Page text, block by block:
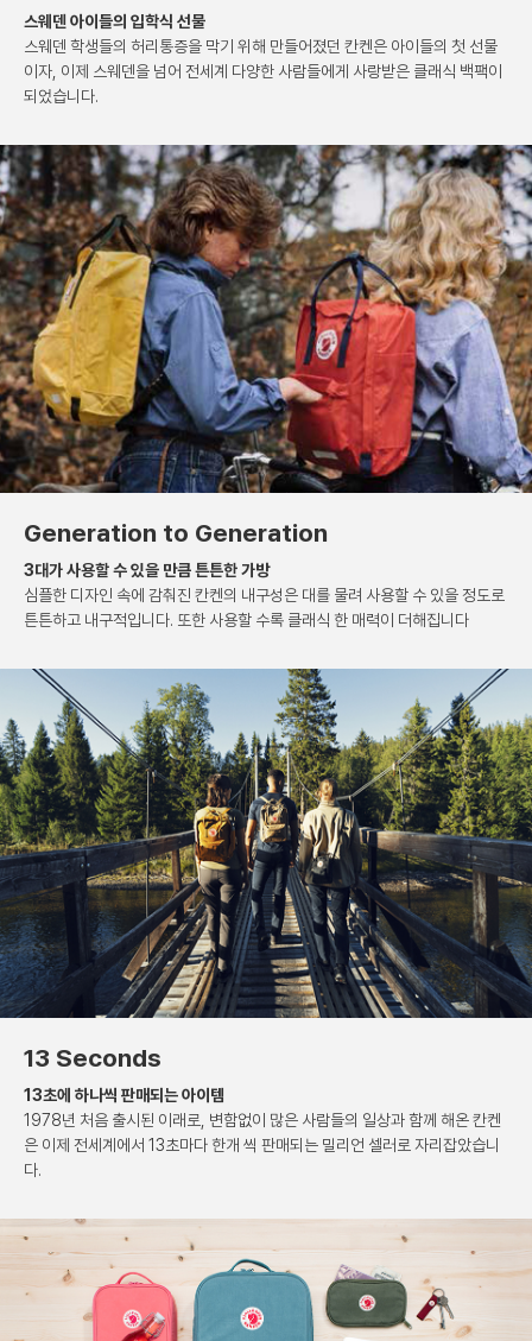
스웨덴 아이들의 입학식 선물
스웨덴 학생들의 허리통증을 막기 위해 만들어졌던 칸켄은 아이들의 첫 선물
이자, 이제 스웨덴을 넘어 전세계 다양한 사람들에게 사랑받은 클래식 백팩이
되었습니다.
Generation to Generation
3대가 사용할 수 있을 만큼 튼튼한 가방
심플한 디자인 속에 감춰진 칸켄의 내구성은 대를 물려 사용할 수 있을 정도로
튼튼하고 내구적입니다. 또한 사용할 수록 클래식 한 매력이 더해집니다
13 Seconds
13초에 하나씩 판매되는 아이템
1978년 처음 출시된 이래로, 변함없이 많은 사람들의 일상과 함께 해온 칸켄
은 이제 전세계에서 13초마다 한개 씩 판매되는 밀리언 셀러로 자리잡았습니
다.